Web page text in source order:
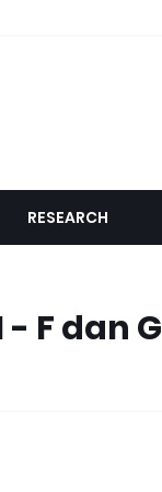
RESEARCH
F dan G